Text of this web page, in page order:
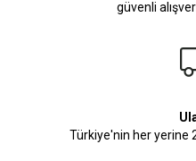
güvenli
Türkiye'nin her yerine